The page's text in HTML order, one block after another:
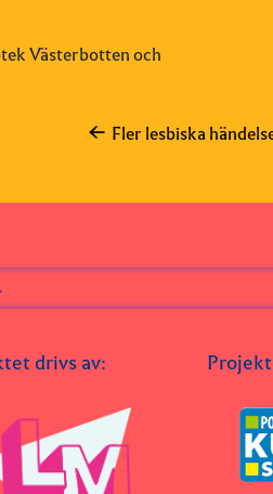
Västerbotten och
Fler lesbiska
drivs av: